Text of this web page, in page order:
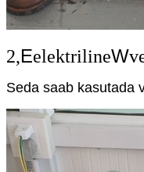
2,EelektrilineW
Seda saab kasutada